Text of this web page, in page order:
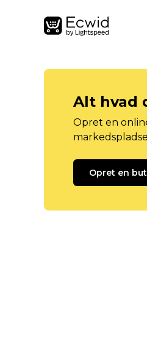
Alt hvad
Opret en
Opret en